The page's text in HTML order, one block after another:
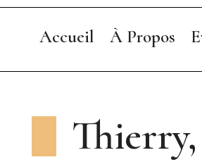
Accueil
À Propos
Qui